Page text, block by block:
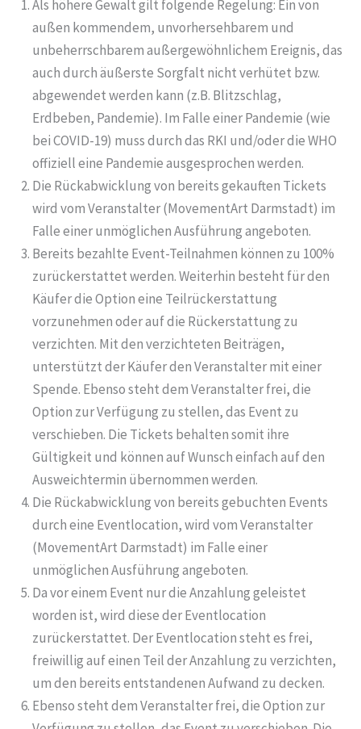
Als höhere Gewalt gilt folgende Regelung: Ein von
außen kommendem, unvorhersehbarem und
unbeherrschbarem außergewöhnlichem Ereignis, das
auch durch äußerste Sorgfalt nicht verhütet bzw.
abgewendet werden kann (z.B. Blitzschlag,
Erdbeben, Pandemie). Im Falle einer Pandemie (wie
bei COVID-19) muss durch das RKI und/oder die WHO
offiziell eine Pandemie ausgesprochen werden.
Die Rückabwicklung von bereits gekauften Tickets
wird vom Veranstalter (MovementArt Darmstadt) im
Falle einer unmöglichen Ausführung angeboten.
Bereits bezahlte Event-Teilnahmen können zu 100%
zurückerstattet werden. Weiterhin besteht für den
Käufer die Option eine Teilrückerstattung
vorzunehmen oder auf die Rückerstattung zu
verzichten. Mit den verzichteten Beiträgen,
unterstützt der Käufer den Veranstalter mit einer
Spende. Ebenso steht dem Veranstalter frei, die
Option zur Verfügung zu stellen, das Event zu
verschieben. Die Tickets behalten somit ihre
Gültigkeit und können auf Wunsch einfach auf den
Ausweichtermin übernommen werden.
Die Rückabwicklung von bereits gebuchten Events
durch eine Eventlocation, wird vom Veranstalter
(MovementArt Darmstadt) im Falle einer
unmöglichen Ausführung angeboten.
Da vor einem Event nur die Anzahlung geleistet
worden ist, wird diese der Eventlocation
zurückerstattet. Der Eventlocation steht es frei,
freiwillig auf einen Teil der Anzahlung zu verzichten,
um den bereits entstandenen Aufwand zu decken.
Ebenso steht dem Veranstalter frei, die Option zur